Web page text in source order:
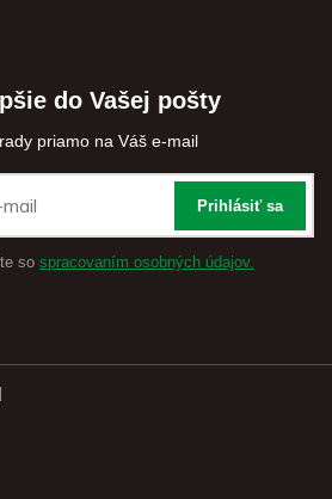
do Vašej pošty
priamo na Váš e-mail
Prihlásiť sa
so spracovaním osobných údajov.